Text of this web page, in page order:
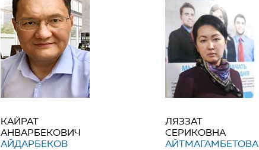
КАЙРАТ
АНВАРБЕКОВИЧ
АЙДАРБЕКОВ
ЛЯЗЗАТ
СЕРИКОВНА
АЙТМАГАМБЕТОВА